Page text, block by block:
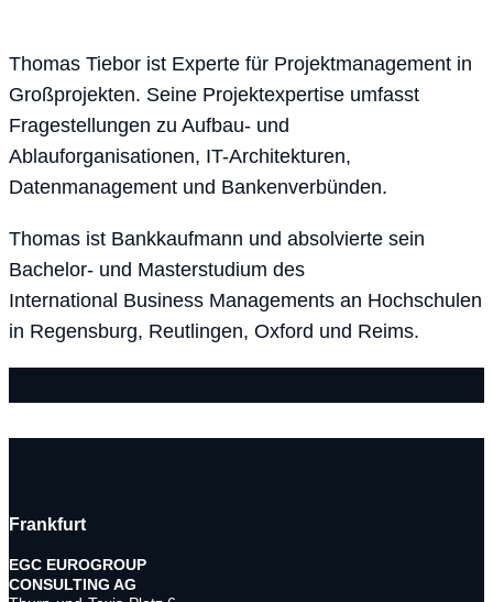
Thomas Tiebor ist Experte für Projektmanagement in
Großprojekten. Seine Projektexpertise umfasst
Fragestellungen zu Aufbau- und
Ablauforganisationen, IT-Architekturen,
Datenmanagement und Bankenverbünden.
Thomas ist Bankkaufmann und absolvierte sein
Bachelor- und Masterstudium des
International Business Managements an Hochschulen
in Regensburg, Reutlingen, Oxford und Reims.
Frankfurt
EGC EUROGROUP
CONSULTING AG